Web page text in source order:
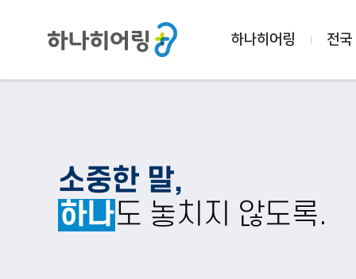
하나히어링 전국
소중한 말,
하나도 놓치지 않도록.